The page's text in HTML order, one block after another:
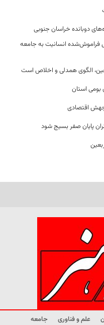
فراموش‌شده انسانیت به جامعه
الگوی همدلی و اخلاص است
بومی استان
اقتصادی
پایان صفر بسیج شود
علم و فناوری
جامعه